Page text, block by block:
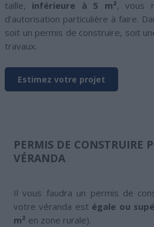
taille, inférieure à 5 m², vous
d’autorisation particulière à faire.
soit un permis de construire, soit
travaux.
Estimez votre projet
PERMIS DE CONSTRUIRE
VÉRANDA
Il vous faudra un permis de
votre véranda est égale ou
m² en zone rurale).